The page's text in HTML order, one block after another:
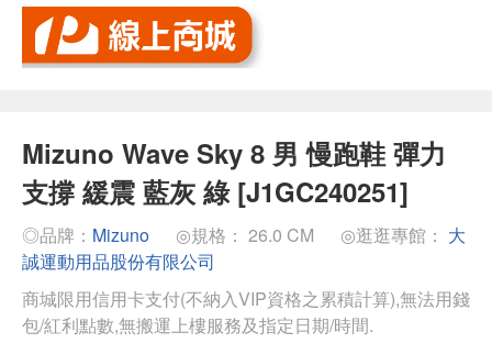
Mizuno Wave Sky 8 男 慢跑鞋 彈力
支撐 緩震 藍灰 綠 [J1GC240251]
◎品牌： Mizuno ◎規格： 26.0 CM ◎逛逛專館： 大
誠運動用品股份有限公司
商城限用信用卡支付(不納入VIP資格之累積計算),無法用錢
包/紅利點數,無搬運上樓服務及指定日期/時間.